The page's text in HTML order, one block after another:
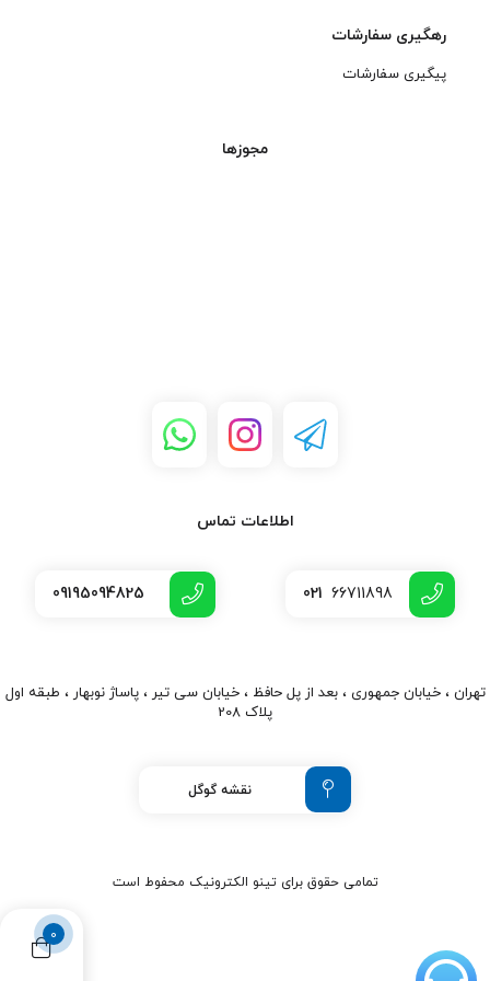
0
رهگیری سفارشات
پیگیری سفارشات
مجوزها
اطلاعات تماس
021 66711898
09195094825
تهران ، خیابان جمهوری ، بعد از پل حافظ ، خیابان سی تیر ، پاساژ نوبهار ، طبقه اول
پلاک 208
نقشه گوگل
تمامی حقوق برای تینو الکترونیک محفوط است